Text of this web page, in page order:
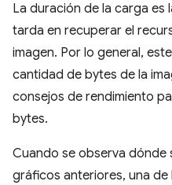
La duración de la carga es
tarda en recuperar el
imagen. Por lo general,
cantidad de bytes de la
consejos de rendimiento
bytes.
Cuando se observa dónde
gráficos anteriores, una